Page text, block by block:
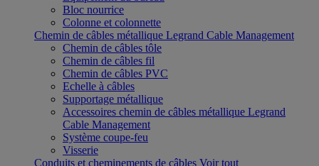
Bloc nourrice
Colonne et colonnette
Chemin de câbles métallique Legrand Cable Management
Chemin de câbles tôle
Chemin de câbles fil
Chemin de câbles PVC
Echelle à câbles
Supportage métallique
Accessoires chemin de câbles métallique Legrand
Cable Management
Système coupe-feu
Visserie
Conduits et cheminements de câbles Voir tout